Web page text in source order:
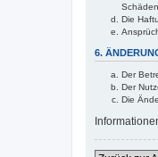
Die
6.
Der
Der
Die